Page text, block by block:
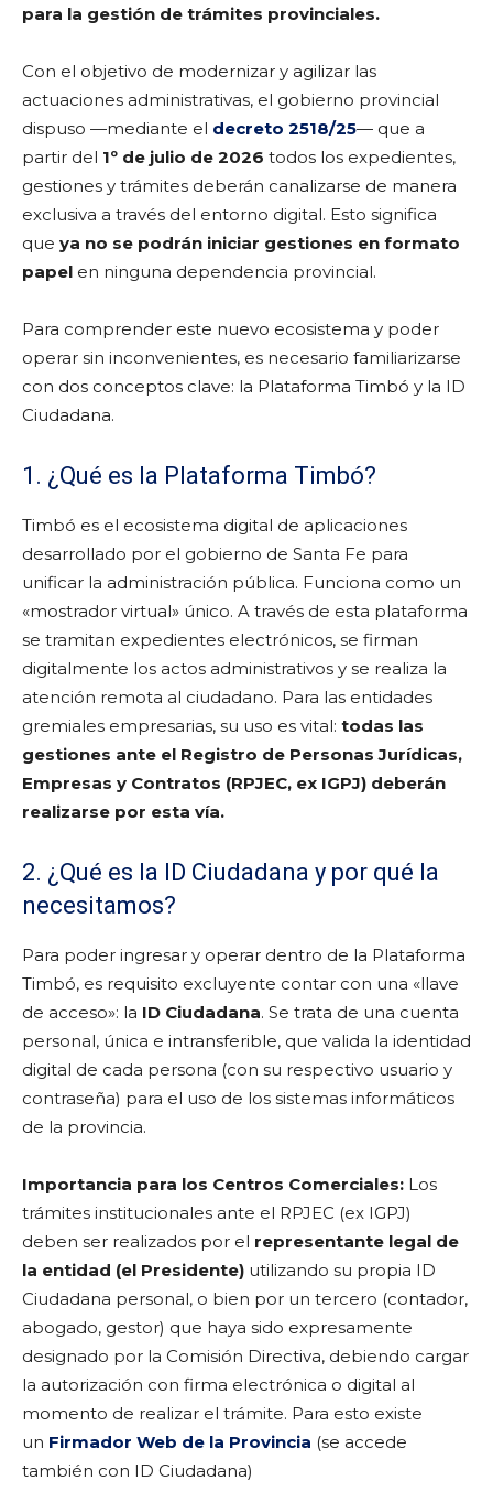
para la gestión de trámites provinciales.
Con el objetivo de modernizar y agilizar las
actuaciones administrativas, el gobierno provincial
dispuso —mediante el decreto 2518/25— que a
partir del 1º de julio de 2026 todos los expedientes,
gestiones y trámites deberán canalizarse de manera
exclusiva a través del entorno digital. Esto significa
que ya no se podrán iniciar gestiones en formato
papel en ninguna dependencia provincial.
Para comprender este nuevo ecosistema y poder
operar sin inconvenientes, es necesario familiarizarse
con dos conceptos clave: la Plataforma Timbó y la ID
Ciudadana.
1. ¿Qué es la Plataforma Timbó?
Timbó es el ecosistema digital de aplicaciones
desarrollado por el gobierno de Santa Fe para
unificar la administración pública. Funciona como un
«mostrador virtual» único. A través de esta plataforma
se tramitan expedientes electrónicos, se firman
digitalmente los actos administrativos y se realiza la
atención remota al ciudadano. Para las entidades
gremiales empresarias, su uso es vital: todas las
gestiones ante el Registro de Personas Jurídicas,
Empresas y Contratos (RPJEC, ex IGPJ) deberán
realizarse por esta vía.
2. ¿Qué es la ID Ciudadana y por qué la
necesitamos?
Para poder ingresar y operar dentro de la Plataforma
Timbó, es requisito excluyente contar con una «llave
de acceso»: la ID Ciudadana. Se trata de una cuenta
personal, única e intransferible, que valida la identidad
digital de cada persona (con su respectivo usuario y
contraseña) para el uso de los sistemas informáticos
de la provincia.
Importancia para los Centros Comerciales: Los
trámites institucionales ante el RPJEC (ex IGPJ)
deben ser realizados por el representante legal de
la entidad (el Presidente) utilizando su propia ID
Ciudadana personal, o bien por un tercero (contador,
abogado, gestor) que haya sido expresamente
designado por la Comisión Directiva, debiendo cargar
la autorización con firma electrónica o digital al
momento de realizar el trámite. Para esto existe
un Firmador Web de la Provincia (se accede
también con ID Ciudadana)